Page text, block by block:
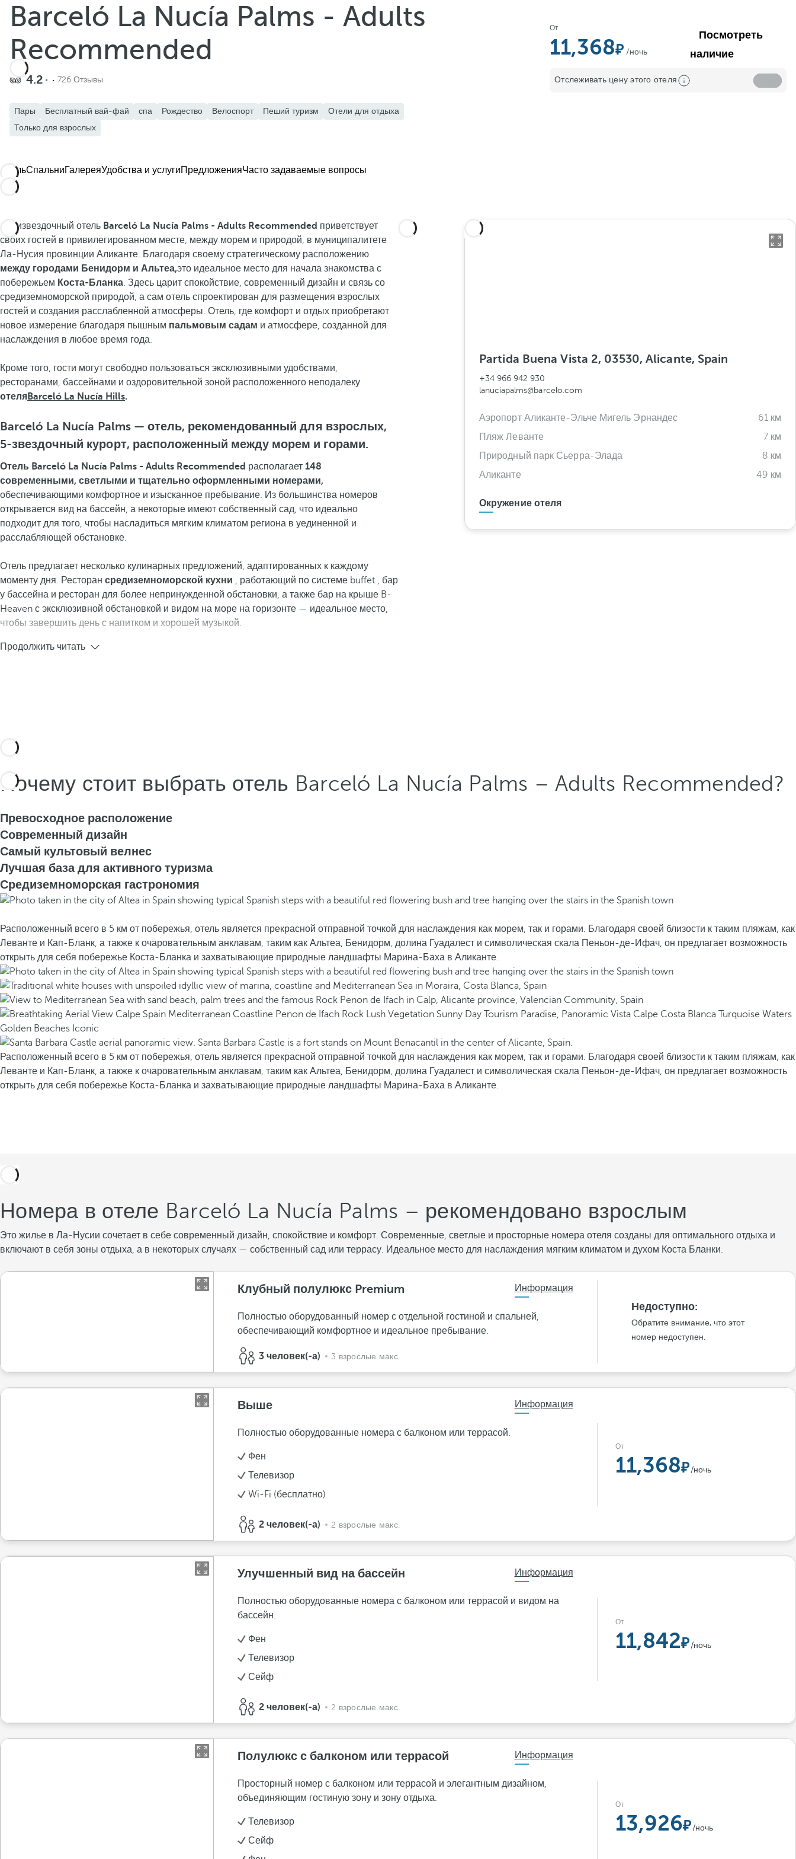
Добавить в избранное
От
11,368 /ночь
Посмотреть
наличие
Отслеживать цену этого отеля
Barceló La Nucía Palms - Adults
Recommended
4.2 726 Отзывы
Пары Бесплатный вай-фай спа Рождество Велоспорт Пеший туризм
Отели для отдыха
Только для взрослых
ОтельСпальниГалереяУдобства и услугиПредложенияЧасто задаваемые вопросы
Пятизвездочный отель Barceló La Nucía Palms - Adults Recommended приветствует
своих гостей в привилегированном месте, между морем и природой, в муниципалитете
Ла-Нусия провинции Аликанте. Благодаря своему стратегическому расположению
между городами Бенидорм и Альтеа,это идеальное место для начала знакомства с
побережьем Коста-Бланка. Здесь царит спокойствие, современный дизайн и связь со
средиземноморской природой, а сам отель спроектирован для размещения взрослых
гостей и создания расслабленной атмосферы. Отель, где комфорт и отдых приобретают
новое измерение благодаря пышным пальмовым садам и атмосфере, созданной для
наслаждения в любое время года.
Кроме того, гости могут свободно пользоваться эксклюзивными удобствами,
ресторанами, бассейнами и оздоровительной зоной расположенного неподалеку
отеляBarceló La Nucía Hills.
Barceló La Nucía Palms — отель, рекомендованный для взрослых,
5-звездочный курорт, расположенный между морем и горами.
Отель Barceló La Nucía Palms - Adults Recommended располагает 148
современными, светлыми и тщательно оформленными номерами,
обеспечивающими комфортное и изысканное пребывание. Из большинства номеров
открывается вид на бассейн, а некоторые имеют собственный сад, что идеально
подходит для того, чтобы насладиться мягким климатом региона в уединенной и
расслабляющей обстановке.
Отель предлагает несколько кулинарных предложений, адаптированных к каждому
моменту дня. Ресторан средиземноморской кухни , работающий по системе buffet , бар
у бассейна и ресторан для более непринужденной обстановки, а также бар на крыше B-
Heaven с эксклюзивной обстановкой и видом на море на горизонте — идеальное место,
чтобы завершить день с напитком и хорошей музыкой.
Продолжить читать
Partida Buena Vista 2, 03530, Alicante, Spain
+34 966 942 930
lanuciapalms@barcelo.com
Аэропорт Аликанте-Эльче Мигель Эрнандес
61 км
Пляж Леванте
7 км
Природный парк Сьерра-Элада
8 км
Аликанте
49 км
Окружение отеля
Почему стоит выбрать отель Barceló La Nucía Palms – Adults Recommended?
Превосходное расположение
Современный дизайн
Самый культовый велнес
Лучшая база для активного туризма
Средиземноморская гастрономия
Расположенный всего в 5 км от побережья, отель является прекрасной отправной точкой для наслаждения как морем, так и горами. Благодаря своей близости к таким пляжам, как
Леванте и Кап-Бланк, а также к очаровательным анклавам, таким как Альтеа, Бенидорм, долина Гуадалест и символическая скала Пеньон-де-Ифач, он предлагает возможность
открыть для себя побережье Коста-Бланка и захватывающие природные ландшафты Марина-Баха в Аликанте.
Расположенный всего в 5 км от побережья, отель является прекрасной отправной точкой для наслаждения как морем, так и горами. Благодаря своей близости к таким пляжам, как
Леванте и Кап-Бланк, а также к очаровательным анклавам, таким как Альтеа, Бенидорм, долина Гуадалест и символическая скала Пеньон-де-Ифач, он предлагает возможность
открыть для себя побережье Коста-Бланка и захватывающие природные ландшафты Марина-Баха в Аликанте.
Номера в отеле Barceló La Nucía Palms – рекомендовано взрослым
Это жилье в Ла-Нусии сочетает в себе современный дизайн, спокойствие и комфорт. Современные, светлые и просторные номера отеля созданы для оптимального отдыха и
включают в себя зоны отдыха, а в некоторых случаях — собственный сад или террасу. Идеальное место для наслаждения мягким климатом и духом Коста Бланки.
Клубный полулюкс Premium Информация
Полностью оборудованный номер с отдельной гостиной и спальней,
обеспечивающий комфортное и идеальное пребывание.
3 человек(-а) 3 взрослые макс.
Недоступно:
Обратите внимание, что этот
номер недоступен.
Выше Информация
Полностью оборудованные номера с балконом или террасой.
Фен
Телевизор
Wi-Fi (бесплатно)
2 человек(-а) 2 взрослые макс.
От
11,368 /ночь
Улучшенный вид на бассейн Информация
Полностью оборудованные номера с балконом или террасой и видом на
бассейн.
Фен
Телевизор
Сейф
2 человек(-а) 2 взрослые макс.
От
11,842 /ночь
Полулюкс с балконом или террасой Информация
Просторный номер с балконом или террасой и элегантным дизайном,
объединяющим гостиную зону и зону отдыха.
Телевизор
Сейф
От
13,926 /ночь